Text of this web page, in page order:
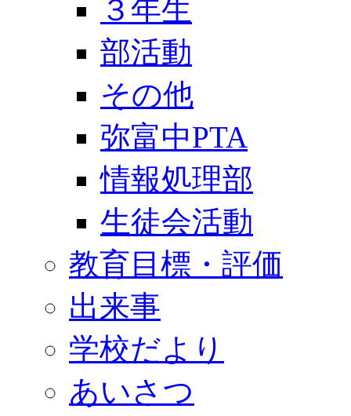
３年生
部活動
その他
弥富中PTA
情報処理部
生徒会活動
教育目標・評価
出来事
学校だより
あいさつ